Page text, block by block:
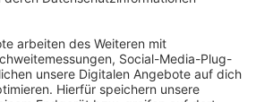
der doppelten Fassade der
und das Dämmmaterial zwischen
Deshalb war auch ein
ein Teil der Fassade einreißen